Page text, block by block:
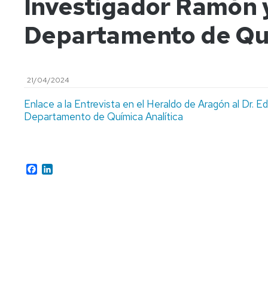
PERSONAL
Departamento de
21/04/2024
Enlace a la Entrevista en el Heraldo de Aragón al Dr.
Departamento de Química Analítica
Facebook